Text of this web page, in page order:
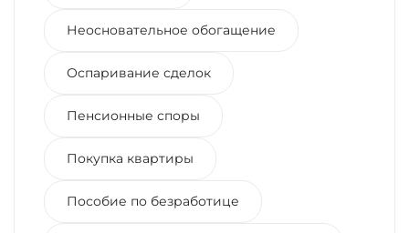
Неосновательное обогащение
Оспаривание сделок
Пенсионные споры
Покупка квартиры
Пособие по безработице